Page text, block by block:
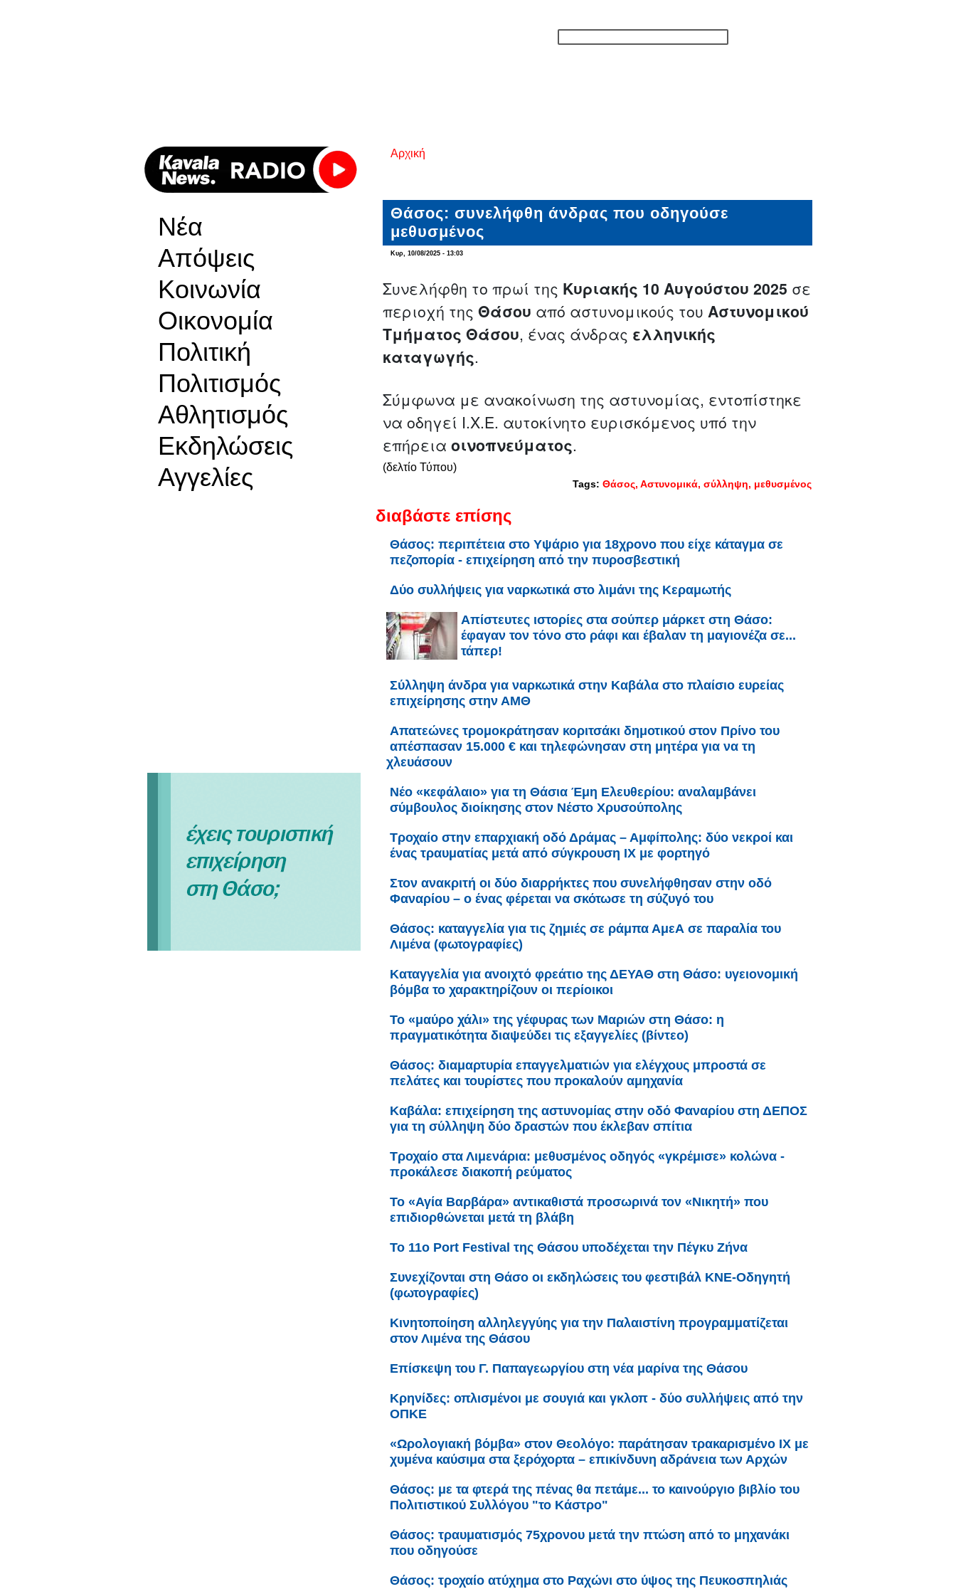
Νέα
Απόψεις
Κοινωνία
Οικονομία
Πολιτική
Πολιτισμός
Αθλητισμός
Εκδηλώσεις
Αγγελίες
Είστε εδώ
Αρχική
Θάσος: συνελήφθη άνδρας που οδηγούσε
μεθυσμένος
Κυρ, 10/08/2025 - 13:03
Συνελήφθη το πρωί της Κυριακής 10 Αυγούστου 2025 σε
περιοχή της Θάσου από αστυνομικούς του Αστυνομικού
Τμήματος Θάσου, ένας άνδρας ελληνικής
καταγωγής.
Σύμφωνα με ανακοίνωση της αστυνομίας, εντοπίστηκε
να οδηγεί Ι.Χ.Ε. αυτοκίνητο ευρισκόμενος υπό την
επήρεια οινοπνεύματος.
(δελτίο Τύπου)
Tags: Θάσος Αστυνομικά σύλληψη μεθυσμένος
διαβάστε επίσης
Θάσος: περιπέτεια στο Υψάριο για 18χρονο που είχε κάταγμα σε
πεζοπορία - επιχείρηση από την πυροσβεστική
Δύο συλλήψεις για ναρκωτικά στο λιμάνι της Κεραμωτής
Απίστευτες ιστορίες στα σούπερ μάρκετ στη Θάσο:
έφαγαν τον τόνο στο ράφι και έβαλαν τη μαγιονέζα σε...
τάπερ!
Σύλληψη άνδρα για ναρκωτικά στην Καβάλα στο πλαίσιο ευρείας
επιχείρησης στην ΑΜΘ
Απατεώνες τρομοκράτησαν κοριτσάκι δημοτικού στον Πρίνο του
απέσπασαν 15.000 € και τηλεφώνησαν στη μητέρα για να τη
χλευάσουν
Νέο «κεφάλαιο» για τη Θάσια Έμη Ελευθερίου: αναλαμβάνει
σύμβουλος διοίκησης στον Νέστο Χρυσούπολης
Τροχαίο στην επαρχιακή οδό Δράμας – Αμφίπολης: δύο νεκροί και
ένας τραυματίας μετά από σύγκρουση ΙΧ με φορτηγό
Στον ανακριτή οι δύο διαρρήκτες που συνελήφθησαν στην οδό
Φαναρίου – ο ένας φέρεται να σκότωσε τη σύζυγό του
Θάσος: καταγγελία για τις ζημιές σε ράμπα ΑμεΑ σε παραλία του
Λιμένα (φωτογραφίες)
Καταγγελία για ανοιχτό φρεάτιο της ΔΕΥΑΘ στη Θάσο: υγειονομική
βόμβα το χαρακτηρίζουν οι περίοικοι
Το «μαύρο χάλι» της γέφυρας των Μαριών στη Θάσο: η
πραγματικότητα διαψεύδει τις εξαγγελίες (βίντεο)
Θάσος: διαμαρτυρία επαγγελματιών για ελέγχους μπροστά σε
πελάτες και τουρίστες που προκαλούν αμηχανία
Καβάλα: επιχείρηση της αστυνομίας στην οδό Φαναρίου στη ΔΕΠΟΣ
για τη σύλληψη δύο δραστών που έκλεβαν σπίτια
Τροχαίο στα Λιμενάρια: μεθυσμένος οδηγός «γκρέμισε» κολώνα -
προκάλεσε διακοπή ρεύματος
Το «Αγία Βαρβάρα» αντικαθιστά προσωρινά τον «Νικητή» που
επιδιορθώνεται μετά τη βλάβη
Το 11ο Port Festival της Θάσου υποδέχεται την Πέγκυ Ζήνα
Συνεχίζονται στη Θάσο οι εκδηλώσεις του φεστιβάλ ΚΝΕ-Οδηγητή
(φωτογραφίες)
Κινητοποίηση αλληλεγγύης για την Παλαιστίνη προγραμματίζεται
στον Λιμένα της Θάσου
Επίσκεψη του Γ. Παπαγεωργίου στη νέα μαρίνα της Θάσου
Κρηνίδες: οπλισμένοι με σουγιά και γκλοπ - δύο συλλήψεις από την
ΟΠΚΕ
«Ωρολογιακή βόμβα» στον Θεολόγο: παράτησαν τρακαρισμένο ΙΧ με
χυμένα καύσιμα στα ξερόχορτα – επικίνδυνη αδράνεια των Αρχών
Θάσος: με τα φτερά της πένας θα πετάμε... το καινούργιο βιβλίο του
Πολιτιστικού Συλλόγου "το Κάστρο"
Θάσος: τραυματισμός 75χρονου μετά την πτώση από το μηχανάκι
που οδηγούσε
Θάσος: τροχαίο ατύχημα στο Ραχώνι στο ύψος της Πευκοσπηλιάς